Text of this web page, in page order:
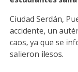
Ciudad Serdán,
accidente, un
caos, ya que se
salieron ilesos.